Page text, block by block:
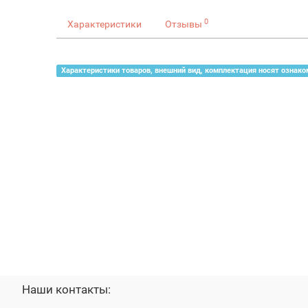
Характеристики Отзывы0
Характеристики товаров, внешний вид, комплектация носят
Наши контакты: